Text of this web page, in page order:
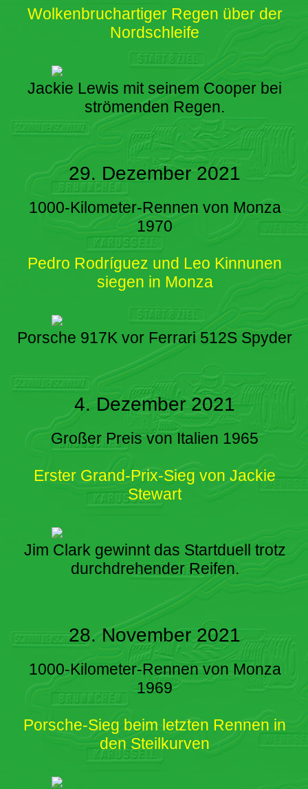
Wolkenbruchartiger Regen über der
Nordschleife
Jackie Lewis mit seinem Cooper bei
strömenden Regen.
29. Dezember 2021
1000-Kilometer-Rennen von Monza
1970
Pedro Rodríguez und Leo Kinnunen
siegen in Monza
Porsche 917K vor Ferrari 512S Spyder
4. Dezember 2021
Großer Preis von Italien 1965
Erster Grand-Prix-Sieg von Jackie
Stewart
Jim Clark gewinnt das Startduell trotz
durchdrehender Reifen.
28. November 2021
1000-Kilometer-Rennen von Monza
1969
Porsche-Sieg beim letzten Rennen in
den Steilkurven